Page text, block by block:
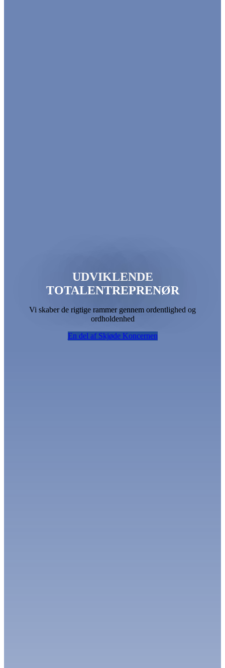
UDVIKLENDE
TOTALENTREPRENØR
Vi skaber de rigtige rammer gennem ordentlighed og
ordholdenhed
En del af Skjøde Koncernen